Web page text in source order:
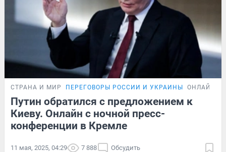
СТРАНА И МИР ПЕРЕГОВОРЫ РОССИИ И УКРАИНЫ ОНЛАЙН-
Путин обратился с предложением к
Киеву. Онлайн с ночной пресс-
конференции в Кремле
11 мая, 2025, 04:29 7 888 Обсудить